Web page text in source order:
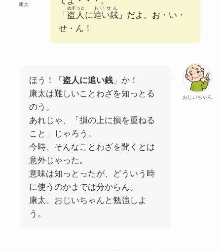
康太
「 盗人
ぬすっと
に追い銭
おいせん
」だよ。お・い・
せ・ん！
おじいちゃん
ほう！「 盗人に追い銭」か！
康太は難しいことわざを知っとる
のう。
あれじゃ、「損の上に損を重ねる
こと」じゃろう。
今時、そんなことわざを聞くとは
意外じゃった。
意味は知っとったが、どういう時
に使うのかまでは分からん。
康太、おじいちゃんと勉強しよ
う。